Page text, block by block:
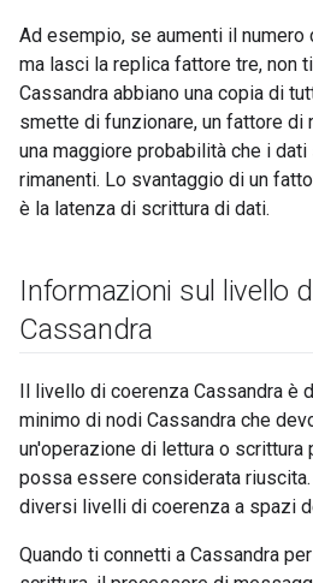
Ad esempio, se aumenti il numero
ma lasci la replica fattore tre, non
Cassandra abbiano una copia di
smette di funzionare, un fattore di
una maggiore probabilità che i
rimanenti. Lo svantaggio di un
è la latenza di scrittura di dati.
Informazioni sul livello
Cassandra
Il livello di coerenza Cassandra è
minimo di nodi Cassandra che
un'operazione di lettura o scrittura
possa essere considerata
diversi livelli di coerenza a spazi
Quando ti connetti a Cassandra